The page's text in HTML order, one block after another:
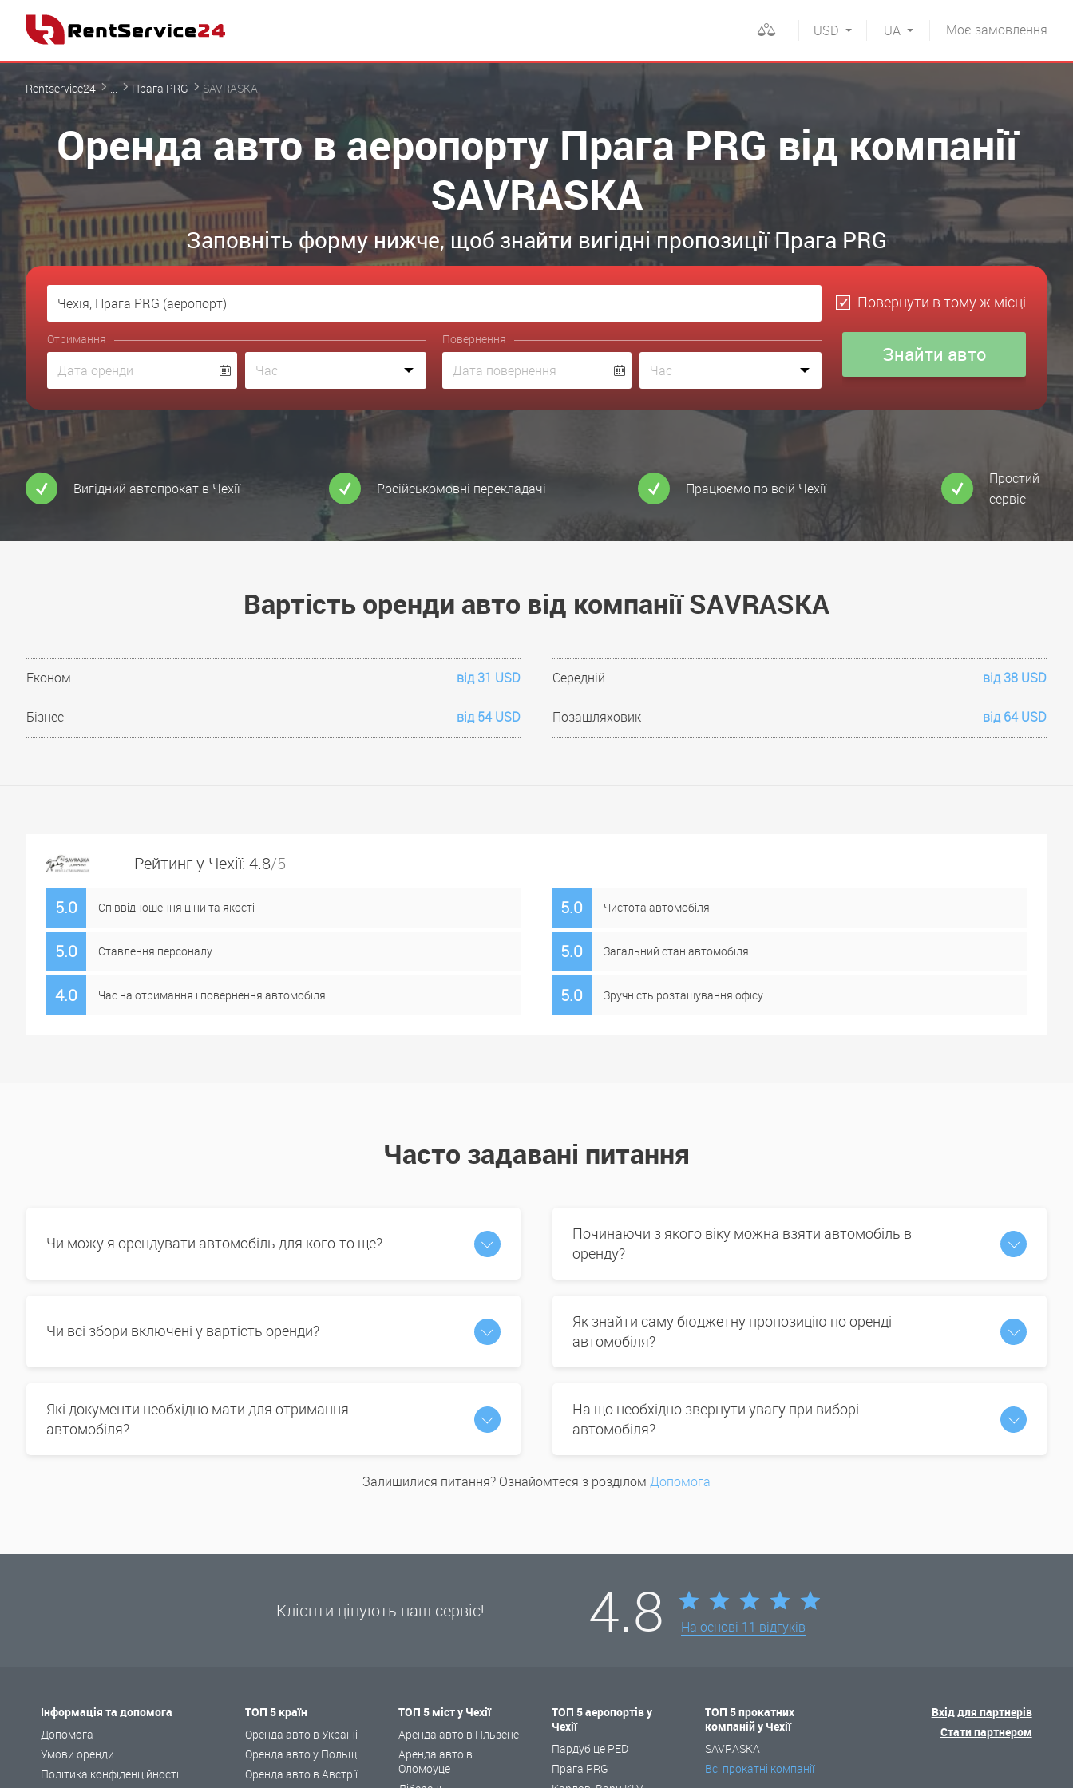
Моє замовлення
UA
USD
Rentservice24 ... Прага PRG SAVRASKA
Оренда авто в аеропорту Прага PRG від компанії
SAVRASKA
Заповніть форму нижче, щоб знайти вигідні пропозиції Прага PRG
Повернути в тому ж місці
Отримання Повернення
Вигідний автопрокат в Чехії Російськомовні перекладачі Працюємо по всій Чехії
Простий
сервіс
Вартість оренди авто від компанії SAVRASKA
Економ від 31 USD Середній від 38 USD
Бізнес від 54 USD Позашляховик від 64 USD
Рейтинг у Чехії: 4.8/5
5.0 Співвідношення ціни та якості 5.0 Чистота автомобіля
5.0 Ставлення персоналу 5.0 Загальний стан автомобіля
4.0 Час на отримання і повернення автомобіля 5.0 Зручність розташування офісу
Часто задавані питання
Чи можу я орендувати автомобіль для кого-то ще?
Починаючи з якого віку можна взяти автомобіль в
оренду?
Чи всі збори включені у вартість оренди?
Як знайти саму бюджетну пропозицію по оренді
автомобіля?
Які документи необхідно мати для отримання
автомобіля?
На що необхідно звернути увагу при виборі
автомобіля?
Залишилися питання? Ознайомтеся з розділом Допомога
Клієнти цінують наш сервіс! 4.8 На основі 11 відгуків
Інформація та допомога
Допомога
Умови оренди
Політика конфіденційності
ТОП 5 країн
Оренда авто в Україні
Оренда авто у Польщі
Оренда авто в Австрії
ТОП 5 міст у Чехії
Аренда авто в Пльзене
Аренда авто в
Оломоуце
ТОП 5 аеропортів у
Чехії
Пардубіце PED
Прага PRG
ТОП 5 прокатних
компаній у Чехії
SAVRASKA
Всі прокатні компанії
Вхід для партнерів
Стати партнером